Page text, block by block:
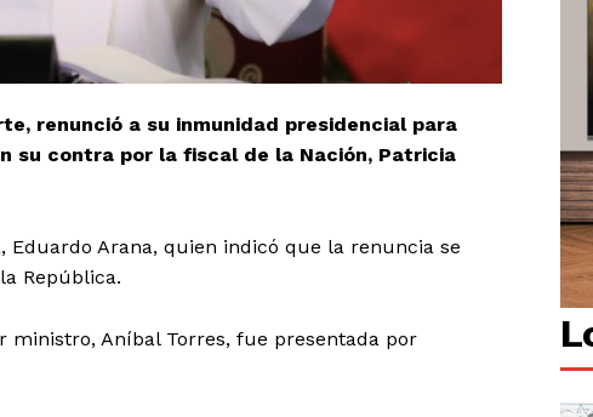
Aguascalientes
Baja California Sur
Chihuahua
Ciudad de México
Coahuila
Colima
Durango Estado de México
Guanajuato Guerrero Hidalgo
Sonora
Querétaro
Puebla Oaxaca Nuevo León
renunció a su inmunidad presidencial para
su contra por la fiscal de la Nación, Patricia
Arana, quien indicó que la renuncia se
República.
Aníbal Torres, fue presentada por